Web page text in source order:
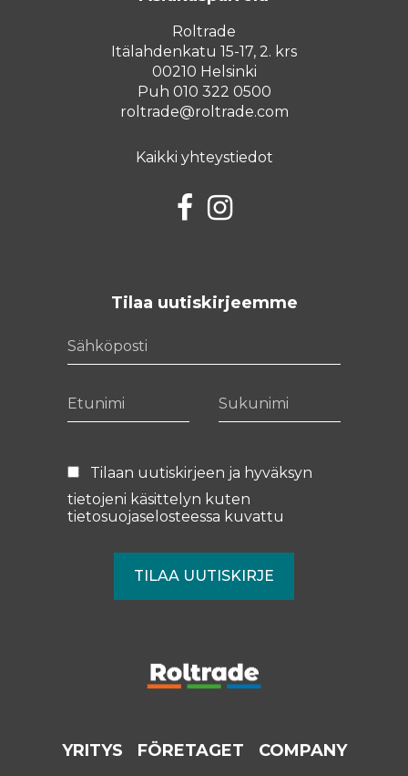
Roltrade
Itälahdenkatu 15-17, 2. krs
00210 Helsinki
Puh 010 322 0500
roltrade@roltrade.com
Kaikki yhteystiedot
FacebookInstagram
Tilaa uutiskirjeemme
Tilaan uutiskirjeen ja hyväksyn
tietojeni käsittelyn kuten
tietosuojaselosteessa kuvattu
YRITYS FÖRETAGET COMPANY